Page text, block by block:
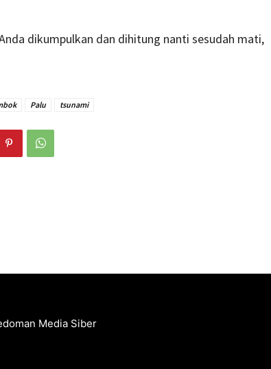
dikumpulkan dan dihitung nanti sesudah mati,
Palu tsunami
Media Siber